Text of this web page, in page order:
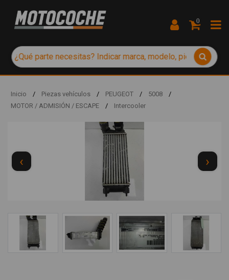
0
Inicio / Piezas vehículos / PEUGEOT / 5008
/
MOTOR / ADMISIÓN / ESCAPE
/ Intercooler
‹ ›